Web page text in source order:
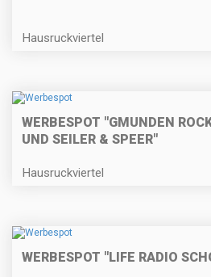
Hausruckviertel
WERBESPOT "GMUNDEN
UND SEILER & SPEER"
Hausruckviertel
WERBESPOT "LIFE RADIO